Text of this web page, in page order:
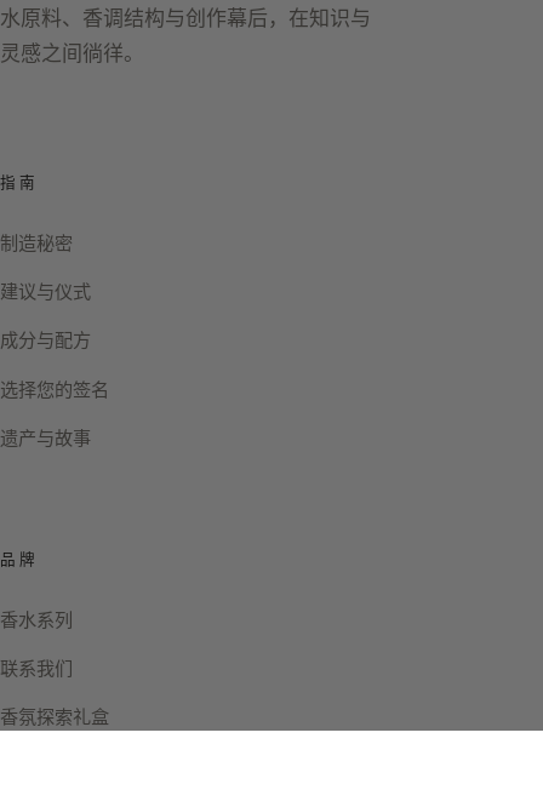
水原料、香调结构与创作幕后，在知识与
灵感之间徜徉。
指南
制造秘密
建议与仪式
成分与配方
选择您的签名
遗产与故事
品牌
香水系列
联系我们
香氛探索礼盒